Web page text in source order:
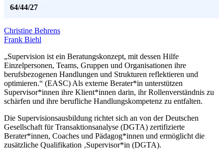
64/44/27
Christine Behrens
Frank Biehl
„Supervision ist ein Beratungskonzept, mit dessen Hilfe
Einzelpersonen, Teams, Gruppen und Organisationen ihre
berufsbezogenen Handlungen und Strukturen reflektieren und
optimieren.“ (EASC) Als externe Berater*in unterstützen
Supervisor*innen ihre Klient*innen darin, ihr Rollenverständnis zu
schärfen und ihre berufliche Handlungskompetenz zu entfalten.
Die Supervisionsausbildung richtet sich an von der Deutschen
Gesellschaft für Transaktionsanalyse (DGTA) zertifizierte
Berater*innen, Coaches und Pädagog*innen und ermöglicht die
zusätzliche Qualifikation ‚Supervisor*in (DGTA).